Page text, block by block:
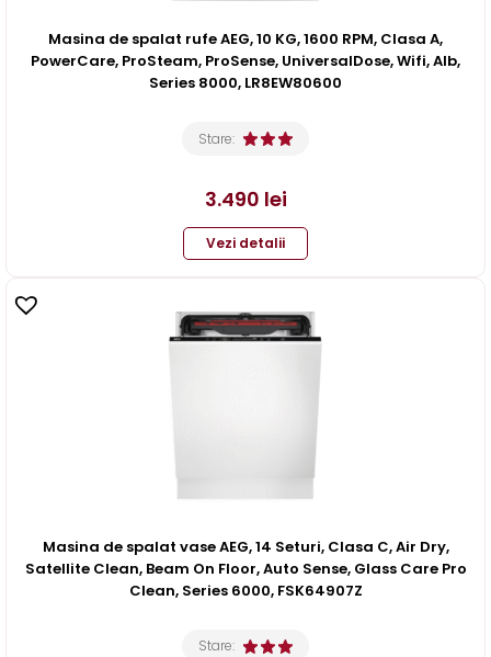
Masina de spalat rufe AEG, 10 KG, 1600 RPM, Clasa A,
PowerCare, ProSteam, ProSense, UniversalDose, Wifi, Alb,
Series 8000, LR8EW80600
Stare:
3.490 lei
Vezi detalii
Masina de spalat vase AEG, 14 Seturi, Clasa C, Air Dry,
Satellite Clean, Beam On Floor, Auto Sense, Glass Care Pro
Clean, Series 6000, FSK64907Z
Stare: